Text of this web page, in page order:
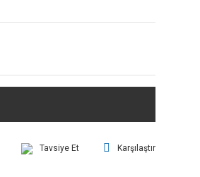
Tavsiye Et Karşılaştır